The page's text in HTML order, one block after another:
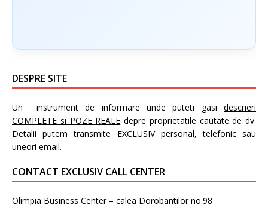
DESPRE SITE
Un instrument de informare unde puteti gasi descrieri
COMPLETE si POZE REALE depre proprietatile cautate de dv.
Detalii putem transmite EXCLUSIV personal, telefonic sau
uneori email.
CONTACT EXCLUSIV CALL CENTER
Olimpia Business Center – calea Dorobantilor no.98